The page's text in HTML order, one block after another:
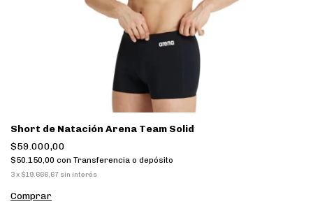
Short de Natación Arena Team Solid
$59.000,00
$50.150,00 con Transferencia o depósito
3x $19.666,67 sin interés
Comprar